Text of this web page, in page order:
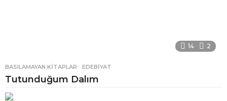
14 2
BASILAMAYAN KITAPLAR ,EDEBIYAT
Tutunduğum Dalım